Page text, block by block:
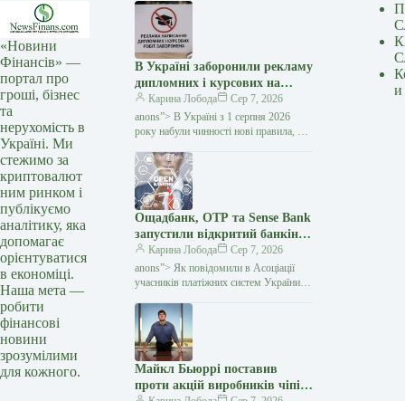
«Новини
Фінансів» —
портал про
гроші, бізнес
та
нерухомість в
Україні. Ми
стежимо за
криптовалют
ним ринком і
публікуємо
аналітику, яка
допомагає
орієнтуватися
в економіці.
Наша мета —
робити
фінансові
новини
зрозумілими
для кожного.
В Україні заборонили рекламу
дипломних і курсових на
замовлення: кого стосуються
нові правила — Мінфін
Карина Лобода
Сер 7, 2026
anons”> В Україні з 1 серпня 2026
року набули чинності нові правила, які
з написання академічних робіт замість
студентів і…
Ощадбанк, OTP та Sense Bank
запустили відкритий банкінг:
що змінилося для клієнтів —
Мінфін
Карина Лобода
Сер 7, 2026
anons”> Як повідомили в Асоціації
учасників платіжних систем України
Ощадбанк офіційно приєдналися
до екосистеми відкритого банкінгу
Майкл Бьюррі поставив
проти акцій виробників чіпів
и